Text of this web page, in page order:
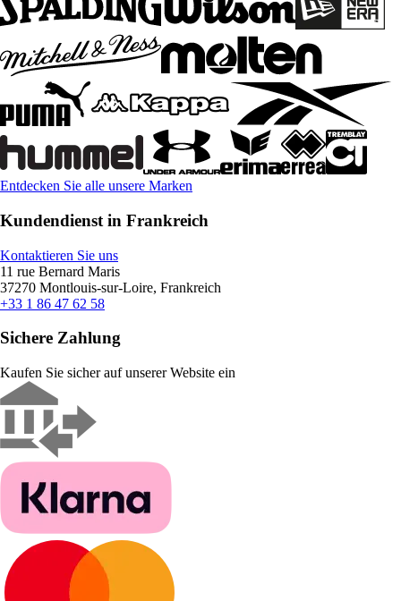
Entdecken Sie alle unsere Marken
Kundendienst in Frankreich
Kontaktieren Sie uns
11 rue Bernard Maris
37270 Montlouis-sur-Loire, Frankreich
+33 1 86 47 62 58
Sichere Zahlung
Kaufen Sie sicher auf unserer Website ein